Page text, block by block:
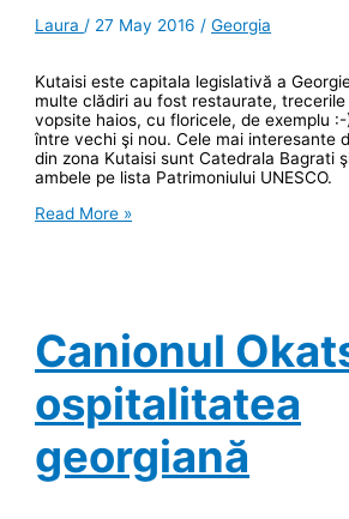
Laura / 27 May 2016 /Georgia
Kutaisi este capitala legislativă a
multe clădiri au fost restaurate,
vopsite haios, cu floricele, de exemplu
între vechi şi nou. Cele mai interesante
din zona Kutaisi sunt Catedrala Bagrati
ambele pe lista Patrimoniului UNESCO.
Bagrati
Read More »
Canionul
ospitalitatea
georgiană